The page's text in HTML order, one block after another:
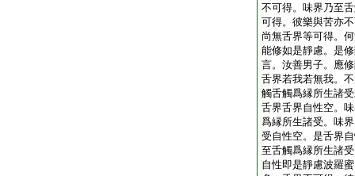
不可得。味界乃至
可得。彼樂與苦亦
尚無舌界等可得。
能修如是靜慮。是
言。汝善男子。應
舌界若我若無我。
觸舌觸爲縁所生諸
舌界舌界自性空。
爲縁所生諸受。味
受自性空。是舌界
至舌觸爲縁所生諸
自性即是靜慮波羅